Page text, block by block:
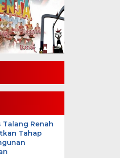
Talang Renah
Tahap